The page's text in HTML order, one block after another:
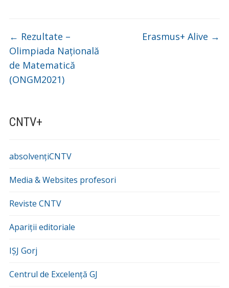
CNTV+
absolvențiCNTV
Media & Websites profesori
Reviste CNTV
Apariții editoriale
IȘJ Gorj
Centrul de Excelență GJ
← Rezultate –
Olimpiada Națională
de Matematică
(ONGM2021)
Erasmus+ Alive →